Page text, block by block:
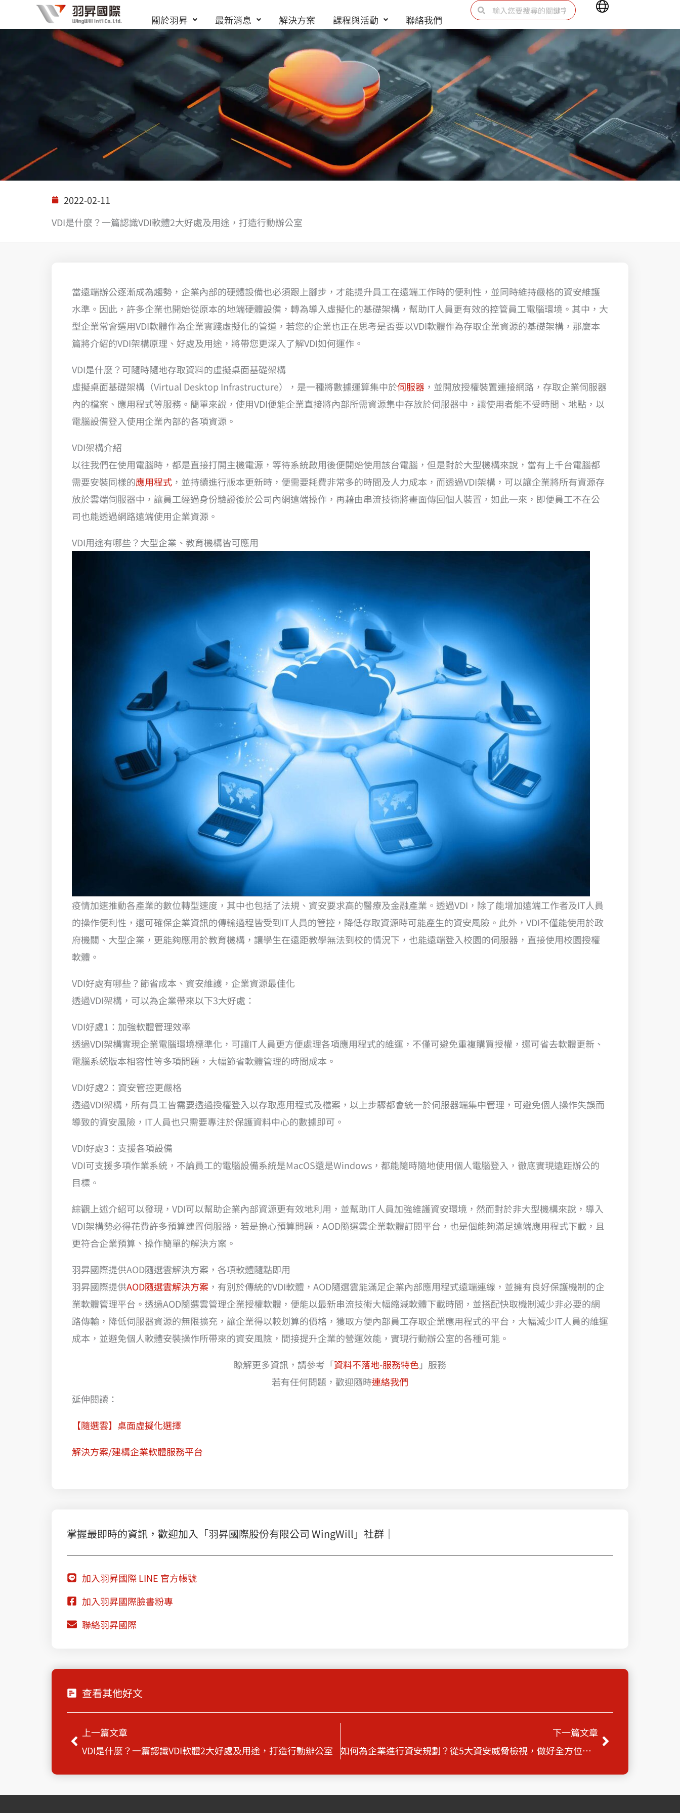
至
關於羽昇 最新消息 解決方案 課程與活動 聯絡我們
搜
尋 尋
Main
Menu
解決方案
2022-02-11
VDI是什麼？一篇認識VDI軟體2大好處及用途，打造行動辦公室
當遠端辦公逐漸成為趨勢，企業內部的硬體設備也必須跟上腳步，才能提升員工在遠端工作時的便利性，並同時維持嚴格的資安維護
水準。因此，許多企業也開始從原本的地端硬體設備，轉為導入虛擬化的基礎架構，幫助IT人員更有效的控管員工電腦環境。其中，大
型企業常會選用VDI軟體作為企業實踐虛擬化的管道，若您的企業也正在思考是否要以VDI軟體作為存取企業資源的基礎架構，那麼本
篇將介紹的VDI架構原理、好處及用途，將帶您更深入了解VDI如何運作。
VDI是什麼？可隨時隨地存取資料的虛擬桌面基礎架構
虛擬桌面基礎架構（Virtual Desktop Infrastructure），是一種將數據運算集中於伺服器 ，並開放授權裝置連接網路，存取企業伺服器
內的檔案、應用程式等服務。簡單來說，使用VDI便能企業直接將內部所需資源集中存放於伺服器中，讓使用者能不受時間、地點，以
電腦設備登入使用企業內部的各項資源。
VDI架構介紹
以往我們在使用電腦時，都是直接打開主機電源，等待系統啟用後便開始使用該台電腦，但是對於大型機構來說，當有上千台電腦都
需要安裝同樣的應用程式 ，並持續進行版本更新時，便需要耗費非常多的時間及人力成本，而透過VDI架構，可以讓企業將所有資源存
放於雲端伺服器中，讓員工經過身份驗證後於公司內網遠端操作，再藉由串流技術將畫面傳回個人裝置，如此一來，即便員工不在公
司也能透過網路遠端使用企業資源。
VDI用途有哪些？大型企業、教育機構皆可應用
疫情加速推動各產業的數位轉型速度，其中也包括了法規、資安要求高的醫療及金融產業。透過VDI，除了能增加遠端工作者及IT人員
的操作便利性，還可確保企業資訊的傳輸過程皆受到IT人員的管控，降低存取資源時可能產生的資安風險。此外，VDI不僅能使用於政
府機關、大型企業，更能夠應用於教育機構，讓學生在遠距教學無法到校的情況下，也能遠端登入校園的伺服器，直接使用校園授權
軟體。
VDI好處有哪些？節省成本、資安維護，企業資源最佳化
透過VDI架構，可以為企業帶來以下3大好處：
VDI好處1：加強軟體管理效率
透過VDI架構實現企業電腦環境標準化，可讓IT人員更方便處理各項應用程式的維運，不僅可避免重複購買授權，還可省去軟體更新、
電腦系統版本相容性等多項問題，大幅節省軟體管理的時間成本。
VDI好處2：資安管控更嚴格
透過VDI架構，所有員工皆需要透過授權登入以存取應用程式及檔案，以上步驟都會統一於伺服器端集中管理，可避免個人操作失誤而
導致的資安風險，IT人員也只需要專注於保護資料中心的數據即可。
VDI好處3：支援各項設備
VDI可支援多項作業系統，不論員工的電腦設備系統是MacOS還是Windows，都能隨時隨地使用個人電腦登入，徹底實現遠距辦公的
目標。
綜觀上述介紹可以發現，VDI可以幫助企業內部資源更有效地利用，並幫助IT人員加強維護資安環境，然而對於非大型機構來說，導入
VDI架構勢必得花費許多預算建置伺服器，若是擔心預算問題，AOD隨選雲企業軟體訂閱平台，也是個能夠滿足遠端應用程式下載，且
更符合企業預算、操作簡單的解決方案。
羽昇國際提供AOD隨選雲解決方案，各項軟體隨點即用
羽昇國際提供AOD隨選雲解決方案 ，有別於傳統的VDI軟體，AOD隨選雲能滿足企業內部應用程式遠端連線，並擁有良好保護機制的企
業軟體管理平台。透過AOD隨選雲管理企業授權軟體，便能以最新串流技術大幅縮減軟體下載時間，並搭配快取機制減少非必要的網
路傳輸，降低伺服器資源的無限擴充，讓企業得以較划算的價格，獲取方便內部員工存取企業應用程式的平台，大幅減少IT人員的維運
成本，並避免個人軟體安裝操作所帶來的資安風險，間接提升企業的營運效能，實現行動辦公室的各種可能。
瞭解更多資訊，請參考「資料不落地-服務特色」服務
若有任何問題，歡迎隨時連絡我們
延伸閱讀：
【隨選雲】桌面虛擬化選擇
解決方案/建構企業軟體服務平台
掌握最即時的資訊，歡迎加入「羽昇國際股份有限公司 WingWill」社群｜
加入羽昇國際 LINE 官方帳號
加入羽昇國際臉書粉專
聯絡羽昇國際
查看其他好文
上一頁
上一篇文章
VDI是什麼？一篇認識VDI軟體2大好處及用途，打造行動辦公室
下一篇文章
如何為企業進行資安規劃？從5大資安威脅檢視，做好全方位資安管控
下一篇